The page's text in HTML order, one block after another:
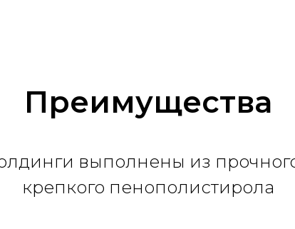
Преимущества
выполнены из
крепкого пенополистирола